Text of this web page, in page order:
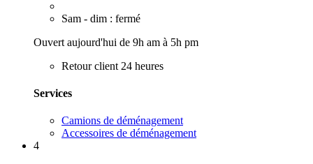
Sam - dim : fermé
Ouvert aujourd'hui de 9h am à 5h pm
Retour client 24 heures
Services
Camions de déménagement
Accessoires de déménagement
4